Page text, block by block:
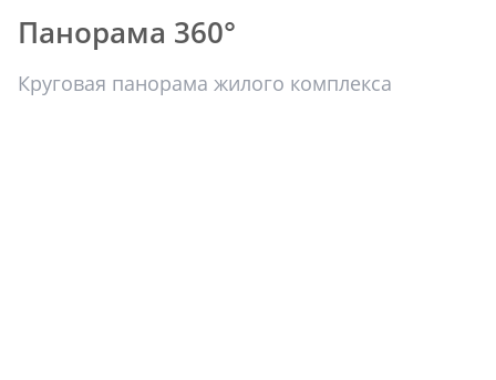
Панорама 360°
Круговая панорама жилого комплекса